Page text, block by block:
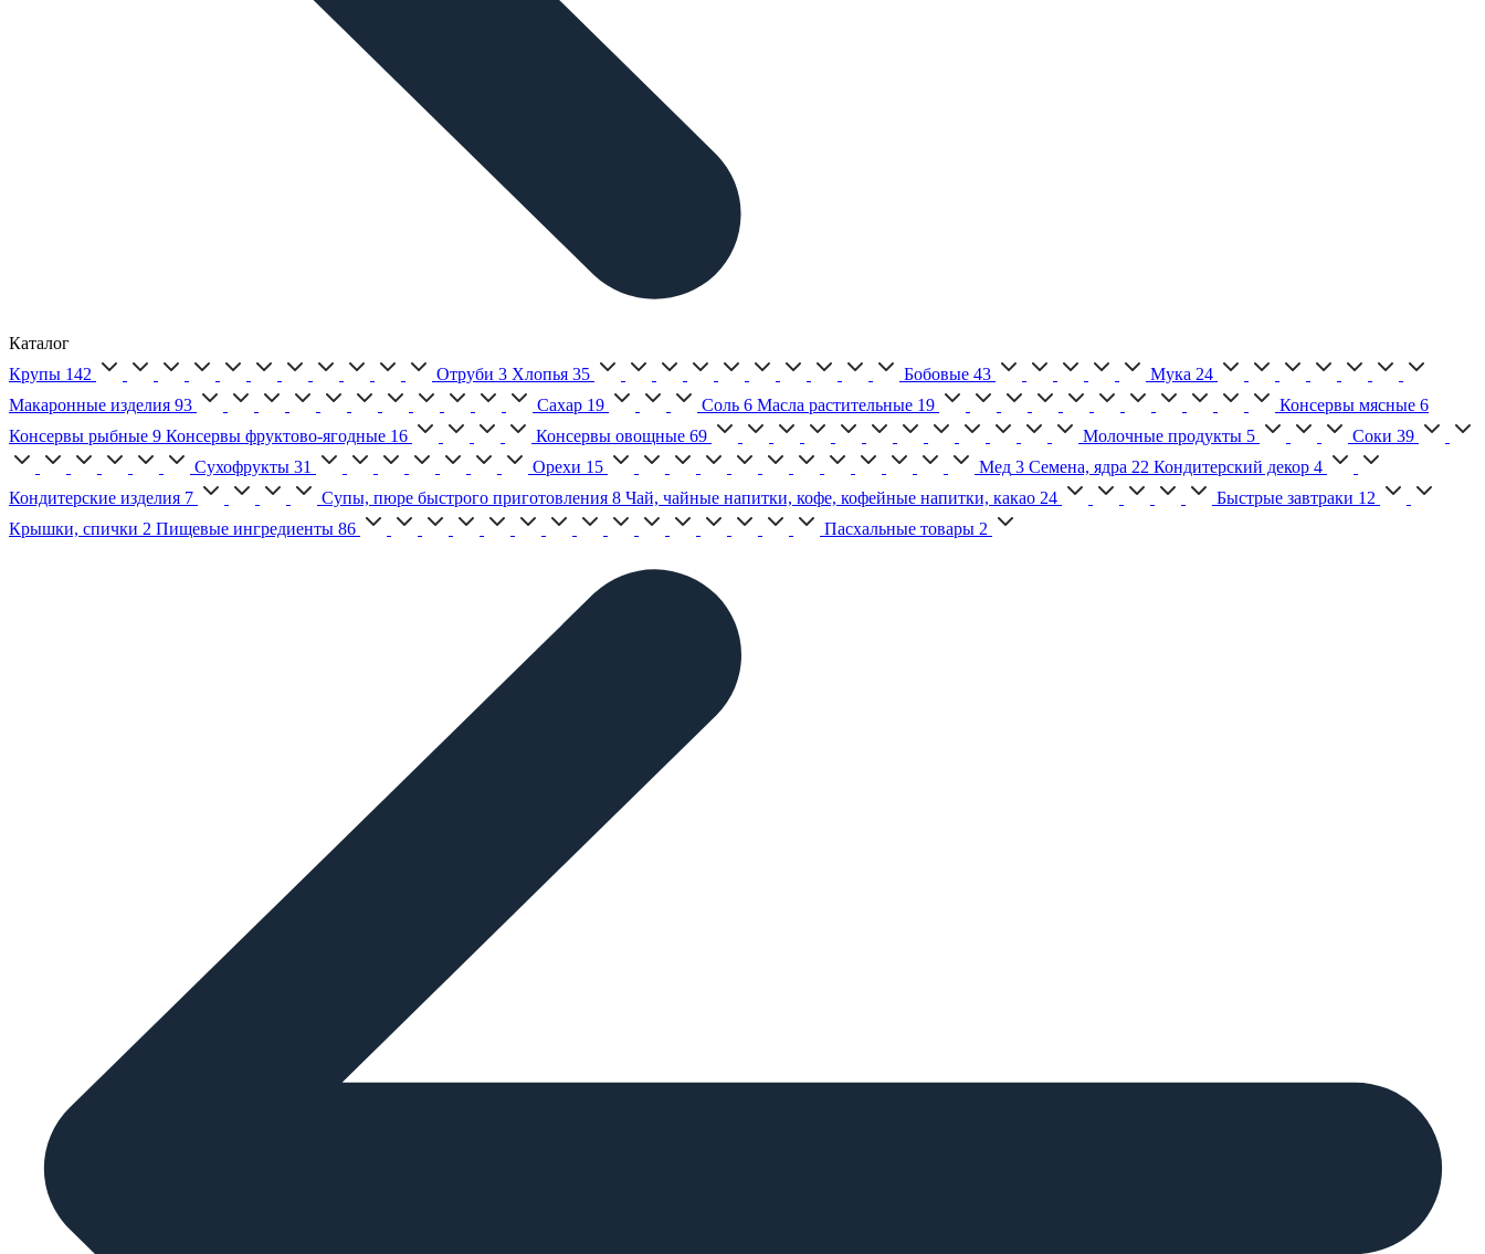
Каталог
Крупы 142 Отруби 3 Хлопья 35 Бобовые 43 Мука 24
Макаронные изделия 93 Сахар 19 Соль 6 Масла растительные 19 Консервы мясные 6
Консервы рыбные 9 Консервы фруктово-ягодные 16 Консервы овощные 69 Молочные продукты 5 Соки 39
Сухофрукты 31 Орехи 15 Мед 3 Семена, ядра 22 Кондитерский декор 4
Кондитерские изделия 7 Супы, пюре быстрого приготовления 8 Чай, чайные напитки, кофе, кофейные напитки, какао 24 Быстрые завтраки 12
Крышки, спички 2 Пищевые ингредиенты 86 Пасхальные товары 2